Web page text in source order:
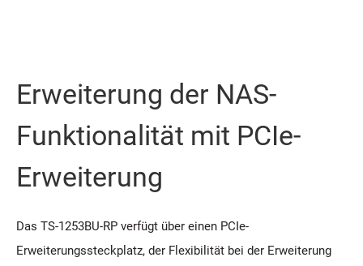
Erweiterung der NAS-
Funktionalität mit PCIe-
Erweiterung
Das TS-1253BU-RP verfügt über einen PCIe-
Erweiterungssteckplatz, der Flexibilität bei der Erweiterung